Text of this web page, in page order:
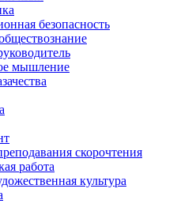
безопасность
мышление
скорочтения
работа
культура